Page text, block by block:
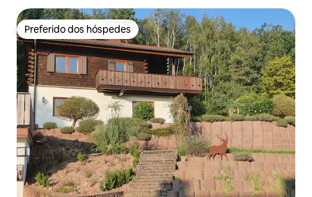
Preferido dos hóspedes
Preferido dos hóspedes